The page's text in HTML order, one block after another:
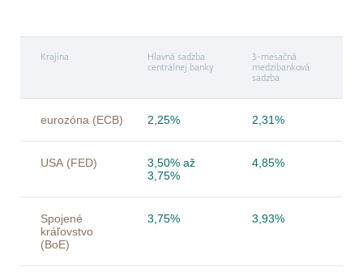
Krajina
Hlavná sadzba
centrálnej banky
3-mesačná
medzibanková
sadzba
eurozóna (ECB) 2,25% 2,31%
USA (FED)
3,50% až
3,75%
4,85%
Spojené
kráľovstvo
(BoE)
3,75% 3,93%